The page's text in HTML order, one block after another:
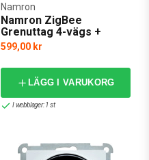
Namron ZigBee
Grenuttag 4-vägs +
2xUSB-A
Namron
599,00 kr
LÄGG I VARUKORG
I webblager: 1 st